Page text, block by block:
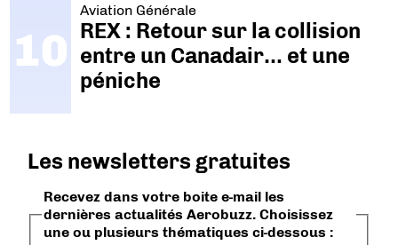
Aviation Générale
REX : Retour sur la collision
entre un Canadair… et une
péniche
Les newsletters gratuites
Recevez dans votre boite e-mail les
dernières actualités Aerobuzz. Choisissez
une ou plusieurs thématiques ci-dessous :